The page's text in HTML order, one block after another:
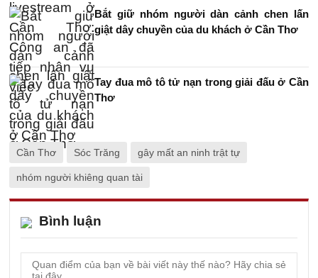
Bắt giữ nhóm người dàn cảnh chen lấn
giật dây chuyền của du khách ở Cần Thơ
Tay đua mô tô tử nạn trong giải đấu ở Cần
Thơ
Cần Thơ Sóc Trăng gây mất an ninh trật tự
nhóm người khiêng quan tài
Bình luận